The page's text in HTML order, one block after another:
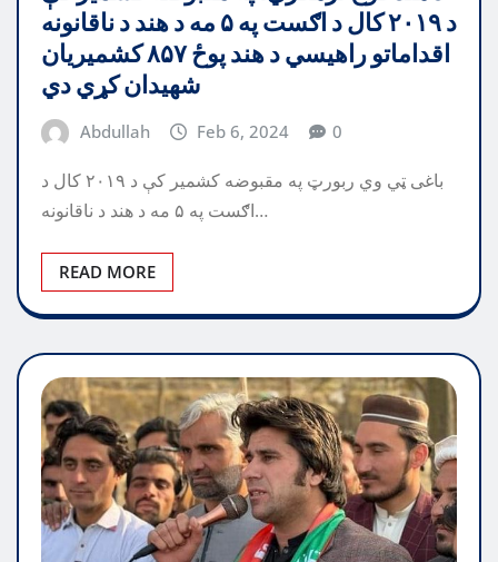
د ۲۰۱۹ کال د اګست په ۵ مه د هند د ناقانونه
اقداماتو راهيسي د هند پوځ ۸۵۷ کشميريان
شهيدان کړي دي
Abdullah Feb 6, 2024 0
باغی ټي وي ربورټ په مقبوضه کشمير کې د ۲۰۱۹ کال د
اګست په ۵ مه د هند د ناقانونه…
READ MORE